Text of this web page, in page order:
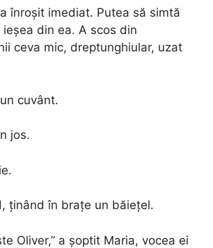
înroșit imediat. Putea să simtă
din ea. A scos din
ceva mic, dreptunghiular, uzat
cuvânt.
jos.
ținând în brațe un băiețel.
Oliver,” a șoptit Maria, vocea ei